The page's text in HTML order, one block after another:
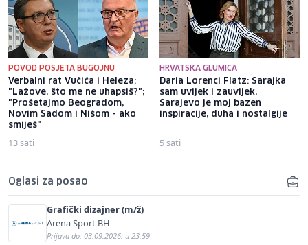
POVOD POSJETA BUGOJNU
Verbalni rat Vučića i Heleza:
"Lažove, što me ne uhapsiš?";
"Prošetajmo Beogradom,
Novim Sadom i Nišom - ako
smiješ"
13 sati
HRVATSKA GLUMICA
Daria Lorenci Flatz: Sarajka
sam uvijek i zauvijek,
Sarajevo je moj bazen
inspiracije, duha i nostalgije
5 sati
Oglasi za posao
Grafički dizajner (m/ž)
Arena Sport BH
Prijava do: 03.09.2026. u 23:59